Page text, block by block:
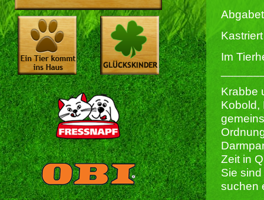
Im
Krabbe
Kobold,
Zeit in
Sie
suchen